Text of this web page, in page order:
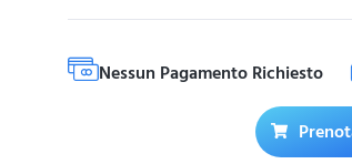
Nessun Pagamento Richiesto